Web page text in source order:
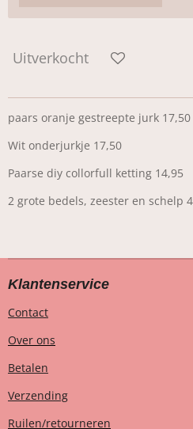
Uitverkocht
paars oranje gestreepte jurk 17,50
Wit onderjurkje 17,50
Paarse diy collorfull ketting 14,95
2 grote bedels, zeester en schelp
Klantenservice
Contact
Over ons
Betalen
Verzending
Ruilen/retourneren